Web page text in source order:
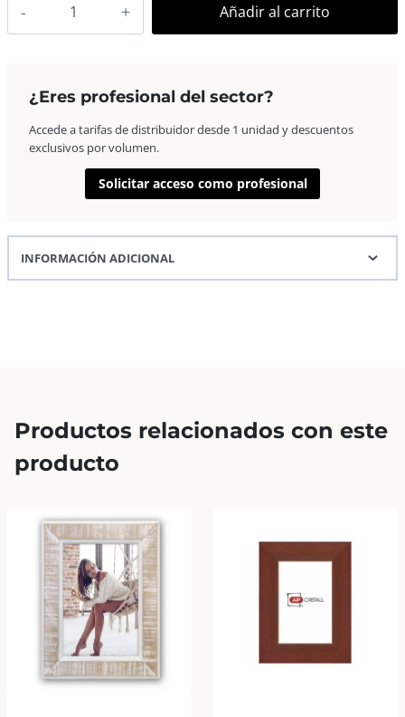
Euro
Rojo
Añadir al carrito
¿Eres profesional del sector?
Accede a tarifas de distribuidor desde 1 unidad y descuentos
exclusivos por volumen.
Solicitar acceso como profesional
INFORMACIÓN ADICIONAL
Productos relacionados con este
producto